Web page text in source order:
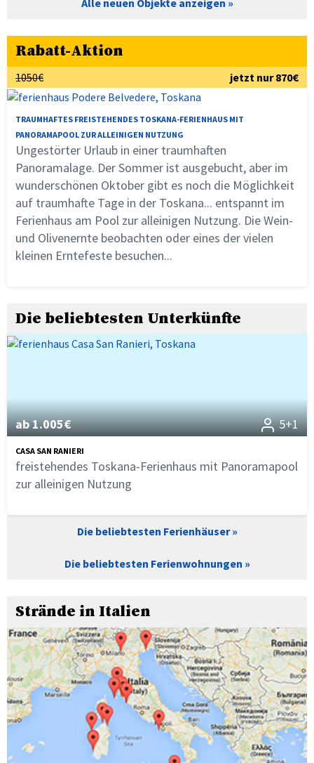
Alle neuen Objekte anzeigen
Rabatt-Aktion
1050€ jetzt nur 870€
TRAUMHAFTES FREISTEHENDES TOSKANA-FERIENHAUS MIT
PANORAMAPOOL ZUR ALLEINIGEN NUTZUNG
Ungestörter Urlaub in einer traumhaften
Panoramalage. Der Sommer ist ausgebucht, aber im
wunderschönen Oktober gibt es noch die Möglichkeit
auf traumhafte Tage in der Toskana... entspannt im
Ferienhaus am Pool zur alleinigen Nutzung. Die Wein-
und Olivenernte beobachten oder eines der vielen
kleinen Erntefeste besuchen...
Die beliebtesten Unterkünfte
ab 1.005€ 5+1
CASA SAN RANIERI
freistehendes Toskana-Ferienhaus mit Panoramapool
zur alleinigen Nutzung
Die beliebtesten Ferienhäuser
Die beliebtesten Ferienwohnungen
Strände in Italien